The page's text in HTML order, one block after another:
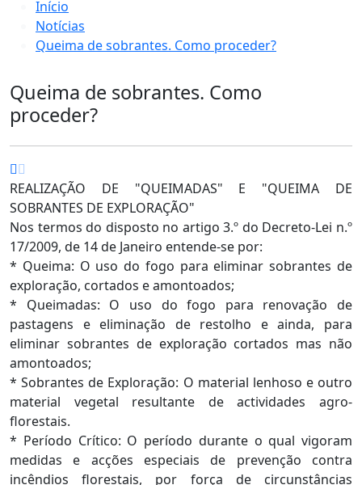
Início
Notícias
Queima de sobrantes. Como proceder?
Queima de sobrantes. Como
proceder?
REALIZAÇÃO DE "QUEIMADAS" E "QUEIMA DE
SOBRANTES DE EXPLORAÇÃO"
Nos termos do disposto no artigo 3.º do Decreto-Lei n.º
17/2009, de 14 de Janeiro entende-se por:
* Queima: O uso do fogo para eliminar sobrantes de
exploração, cortados e amontoados;
* Queimadas: O uso do fogo para renovação de
pastagens e eliminação de restolho e ainda, para
eliminar sobrantes de exploração cortados mas não
amontoados;
* Sobrantes de Exploração: O material lenhoso e outro
material vegetal resultante de actividades agro-
florestais.
* Período Crítico: O período durante o qual vigoram
medidas e acções especiais de prevenção contra
incêndios florestais, por força de circunstâncias